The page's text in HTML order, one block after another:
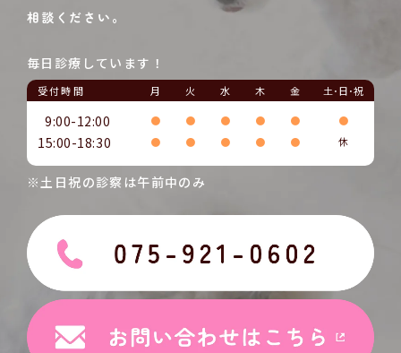
相談ください。
毎日診療しています！
受付時間 月 火 水 木 金 土･日･祝
9:00-12:00 ● ● ● ● ● ●
15:00-18:30 ● ● ● ● ● 休
※土日祝の診察は午前中のみ